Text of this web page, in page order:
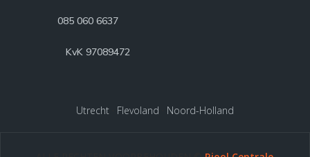
085 060 6637
KvK 97089472
Utrecht Flevoland Noord-Holland